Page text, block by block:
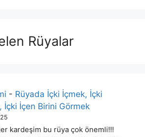
Rüyalar
- Rüyada İçki İçmek, İçki
İçki İçen Birini Görmek
kardeşim bu rüya çok önemli!!!